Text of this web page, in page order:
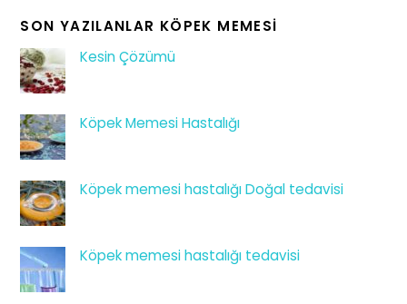
SON YAZILANLAR KÖPEK MEMESI
Kesin Çözümü
Köpek Memesi Hastalığı
Köpek memesi hastalığı Doğal tedavisi
Köpek memesi hastalığı tedavisi